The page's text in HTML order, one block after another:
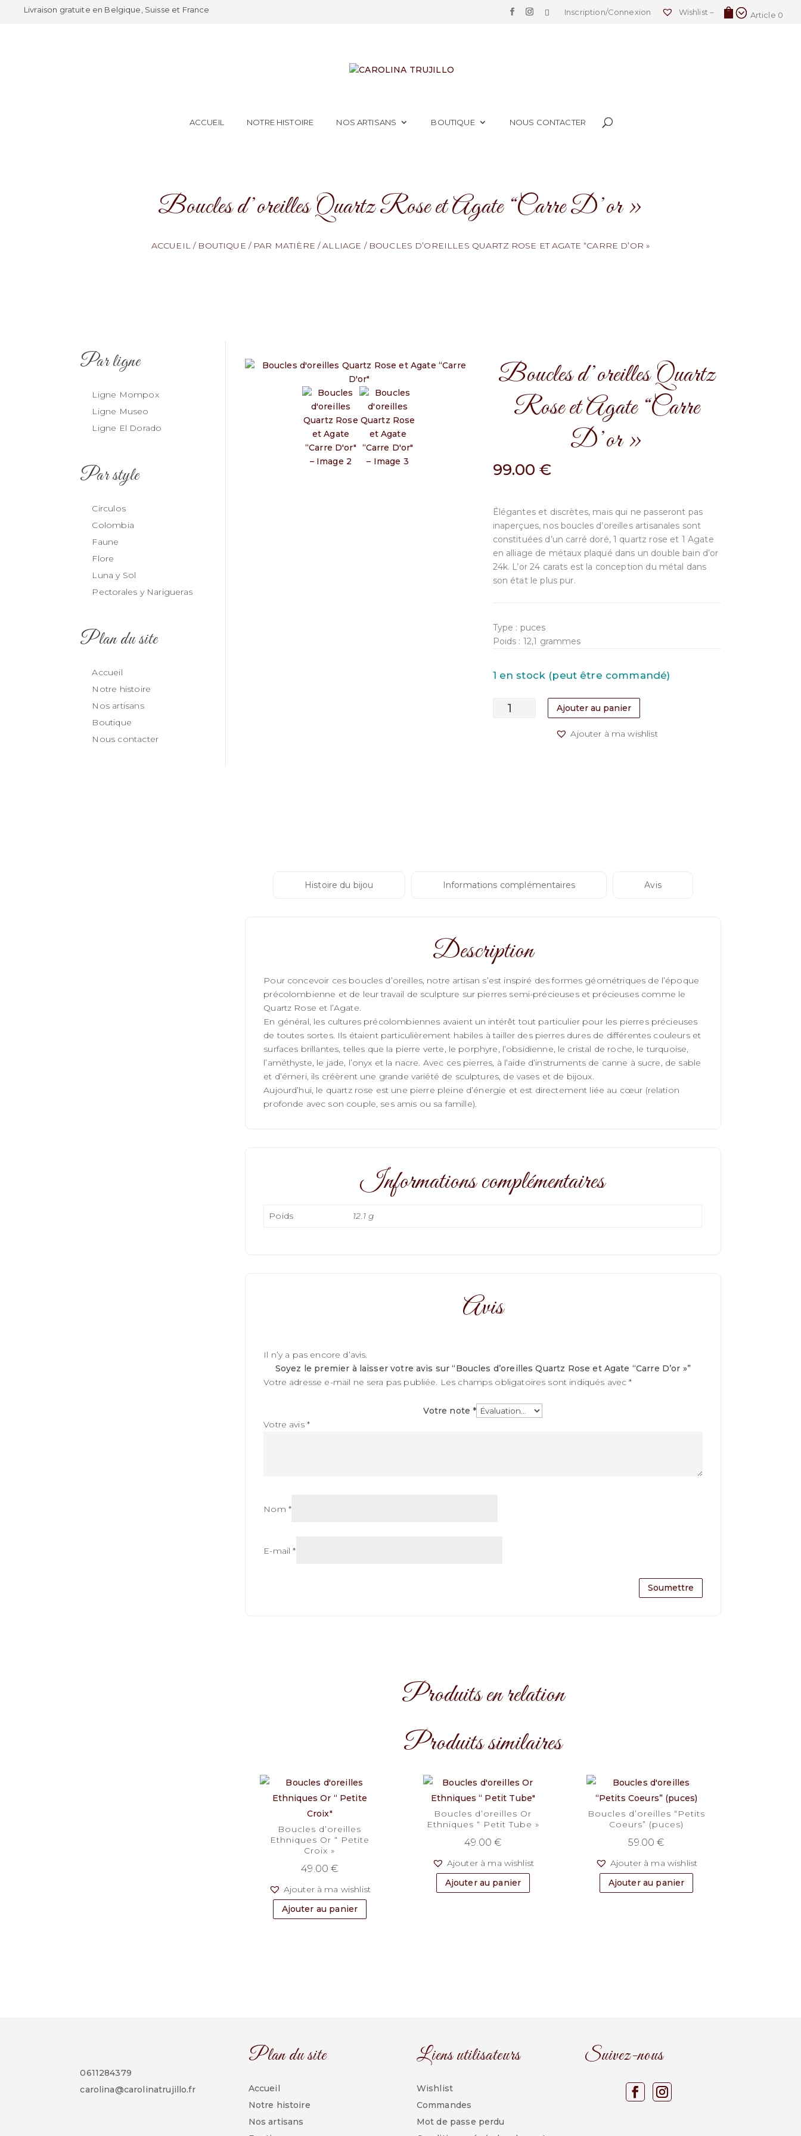
Livraison gratuite en Belgique, Suisse et France Inscription/Connexion Wishlist – Article 0
ACCUEIL NOTRE HISTOIRE NOS ARTISANS BOUTIQUE NOUS CONTACTER
Boucles d’oreilles Quartz Rose et Agate “Carre D’or »
ACCUEIL/ BOUTIQUE / PAR MATIÈRE /ALLIAGE / BOUCLES D’OREILLES QUARTZ ROSE ET AGATE “CARRE D’OR »
Par ligne
Ligne Mompox
Ligne Museo
Ligne El Dorado
Par style
Circulos
Colombia
Faune
Flore
Luna y Sol
Pectorales y Narigueras
Plan du site
Accueil
Notre histoire
Nos artisans
Boutique
Nous contacter
Boucles d’oreilles Quartz
Rose et Agate “Carre
D’or »
99.00€
Élégantes et discrètes, mais qui ne passeront pas
inaperçues, nos boucles d’oreilles artisanales sont
constituées d’un carré doré, 1 quartz rose et 1 Agate
en alliage de métaux plaqué dans un double bain d’or
24k. L’or 24 carats est la conception du métal dans
son état le plus pur.
Type : puces
Poids : 12,1 grammes
1 en stock (peut être commandé)
quantité
Ajouter au panier
Ajouter à ma wishlist
Histoire du bijou Informations complémentaires Avis
Description
Pour concevoir ces boucles d’oreilles, notre artisan s’est inspiré des formes géométriques de l’époque
précolombienne et de leur travail de sculpture sur pierres semi-précieuses et précieuses comme le
Quartz Rose et l’Agate.
En général, les cultures précolombiennes avaient un intérêt tout particulier pour les pierres précieuses
de toutes sortes. Ils étaient particulièrement habiles à tailler des pierres dures de différentes couleurs et
surfaces brillantes, telles que la pierre verte, le porphyre, l’obsidienne, le cristal de roche, le turquoise,
l’améthyste, le jade, l’onyx et la nacre. Avec ces pierres, à l’aide d’instruments de canne à sucre, de sable
et d’émeri, ils créèrent une grande variété de sculptures, de vases et de bijoux.
Aujourd’hui, le quartz rose est une pierre pleine d’énergie et est directement liée au cœur (relation
profonde avec son couple, ses amis ou sa famille).
Informations complémentaires
Poids 12.1 g
Avis
Il n’y a pas encore d’avis.
Soyez le premier à laisser votre avis sur “Boucles d’oreilles Quartz Rose et Agate “Carre D’or »”
Votre adresse e-mail ne sera pas publiée. Les champs obligatoires sont indiqués avec*
Votre note*
Votre avis *
Nom *
E-mail*
Produits en relation
Produits similaires
Boucles d’oreilles
Ethniques Or “ Petite
Croix »
49.00€
Ajouter à ma wishlist
Ajouter au panier
Boucles d’oreilles Or
Ethniques “ Petit Tube »
49.00€
Ajouter à ma wishlist
Ajouter au panier
Boucles d’oreilles “Petits
Coeurs” (puces)
59.00€
Ajouter à ma wishlist
Ajouter au panier
0611284379
carolina@carolinatrujillo.fr
Plan du site
Accueil
Notre histoire
Nos artisans
Liens utilisateurs
Wishlist
Commandes
Mot de passe perdu
Suivez-nous